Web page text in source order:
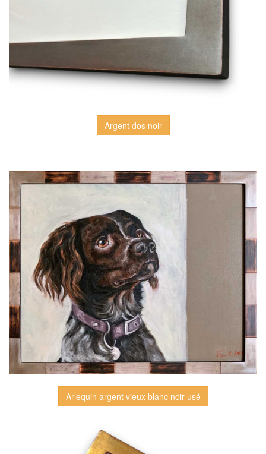
Argent dos noir
Arlequin argent vieux blanc noir usé